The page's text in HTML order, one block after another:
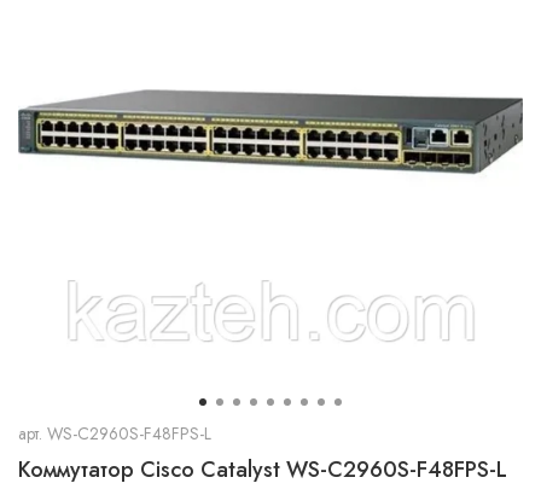
арт. WS-C2960S-F48FPS-L
Коммутатор Cisco Catalyst WS-C2960S-F48FPS-L